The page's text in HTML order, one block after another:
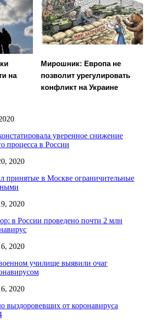
на
Мирошник: Европа не
позволит урегулировать
конфликт на Украине
уверенное снижение
процесса в России
2020
принятые в Москве ограничительные
2020
в России проведено почти 2 млн
2020
училище выявили очаг
2020
выздоровевших от коронавируса